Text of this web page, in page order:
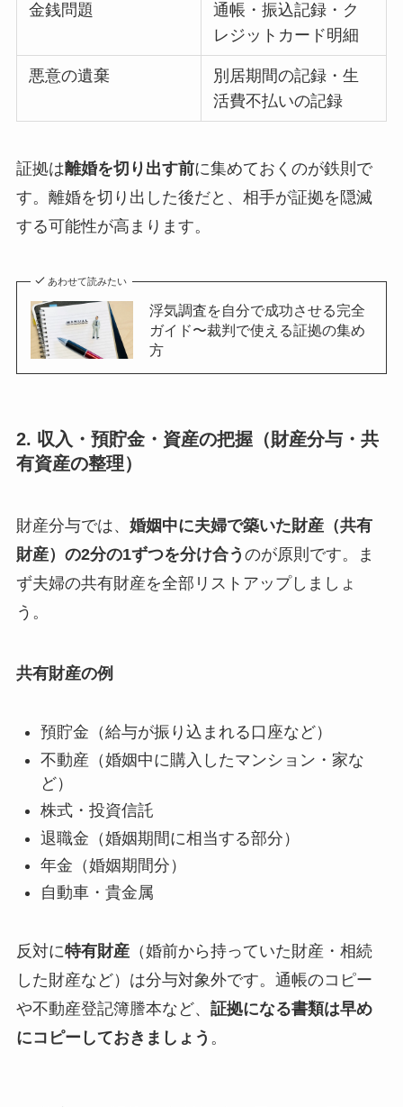
金銭問題
通帳・振込記録・ク
レジットカード明細
悪意の遺棄
別居期間の記録・生
活費不払いの記録
証拠は離婚を切り出す前に集めておくのが鉄則で
す。離婚を切り出した後だと、相手が証拠を隠滅
する可能性が高まります。
あわせて読みたい
浮気調査を自分で成功させる完全
ガイド〜裁判で使える証拠の集め
方
2. 収入・預貯金・資産の把握（財産分与・共
有資産の整理）
財産分与では、 婚姻中に夫婦で築いた財産（共有
財産）の2分の1ずつを分け合う のが原則です。ま
ず夫婦の共有財産を全部リストアップしましょ
う。
共有財産の例
預貯金（給与が振り込まれる口座など）
不動産（婚姻中に購入したマンション・家な
ど）
株式・投資信託
退職金（婚姻期間に相当する部分）
年金（婚姻期間分）
自動車・貴金属
反対に特有財産（婚前から持っていた財産・相続
した財産など）は分与対象外です。通帳のコピー
や不動産登記簿謄本など、 証拠になる書類は早め
にコピーしておきましょう 。